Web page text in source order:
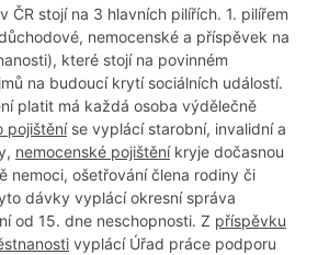
ČR stojí na 3 hlavních pilířích. 1. pilířem
nemocenské a příspěvek na
které stojí na povinném
na budoucí krytí sociálních událostí.
platit má každá osoba výdělečně
pojištěníse vyplácí starobní, invalidní a
nemocenské pojištěníkryje dočasnou
nemoci, ošetřování člena rodiny či
dávky vyplácí okresní správa
od 15. dne neschopnosti. Z příspěvku
vyplácí Úřad práce podporu